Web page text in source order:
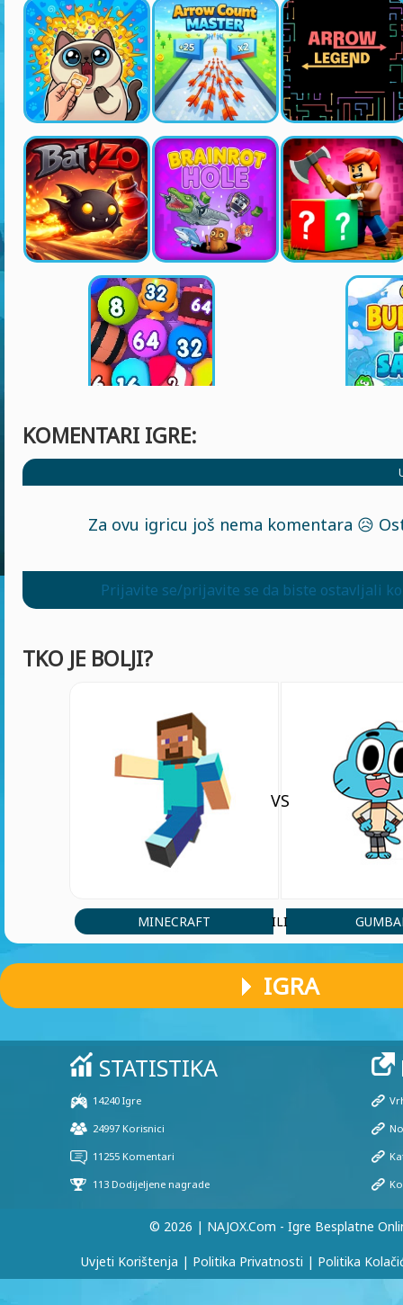
KOMENTARI IGRE:
Za ovu igricu još nema komentara 😥
Prijavite se/prijavite se da biste ostavljali
TKO JE BOLJI?
MINECRAFT
VS
ILI
IGRA
© 2026 | NAJOX.com - Igre Besplatne
Uvjeti Korištenja | Politika Privatnosti | Politika